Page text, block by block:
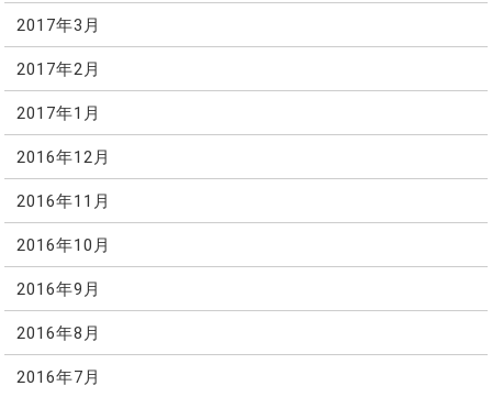
2017年3月
2017年2月
2017年1月
2016年12月
2016年11月
2016年10月
2016年9月
2016年8月
2016年7月